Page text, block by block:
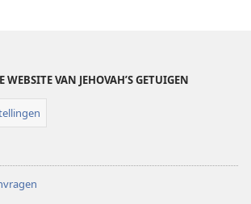
2010
WEBSITE VAN JEHOVAH’S GETUIGEN